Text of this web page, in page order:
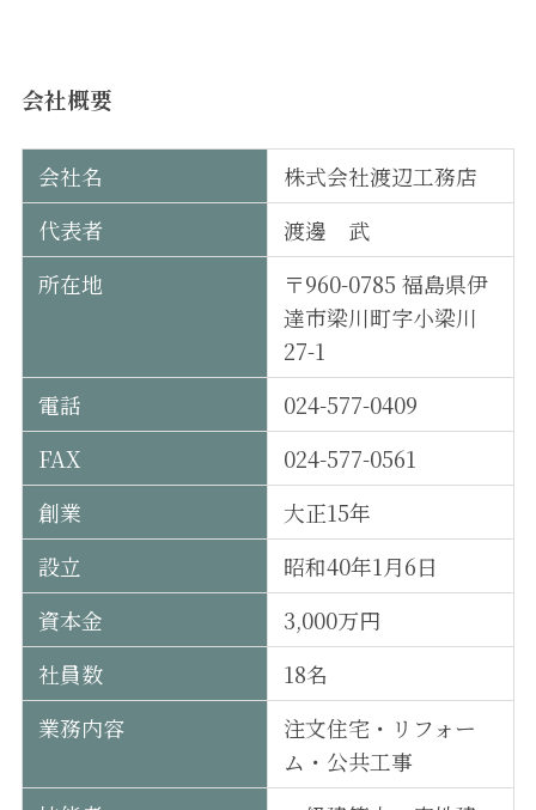
会社概要
会社名
株式会社渡辺工務店
代表者
渡邊 武
所在地
〒960-0785 福島県伊
達市梁川町字小梁川
27-1
電話
024-577-0409
FAX
024-577-0561
創業
大正15年
設立
昭和40年1月6日
資本金
3,000万円
社員数
18名
業務内容
注文住宅・リフォー
ム・公共工事